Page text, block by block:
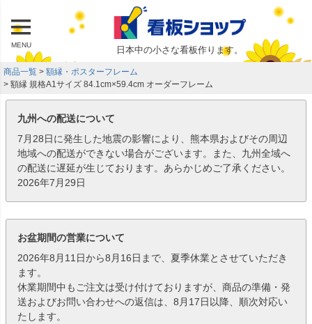
MENU 日本中の小さな看板作ります。
商品一覧
額縁・ポスターフレーム
額縁 規格A1サイズ 84.1cm×59.4cm オーダーフレーム
九州への配送について
7月28日に発生した地震の影響により、熊本県およびその周辺
地域への配送ができない場合がございます。また、九州全域へ
の配送に遅延が生じております。あらかじめご了承ください。
2026年7月29日
お盆期間の営業について
2026年8月11日から8月16日まで、夏季休業とさせていただき
ます。
休業期間中もご注文は受け付けておりますが、商品の準備・発
送およびお問い合わせへの返信は、8月17日以降、順次対応い
たします。